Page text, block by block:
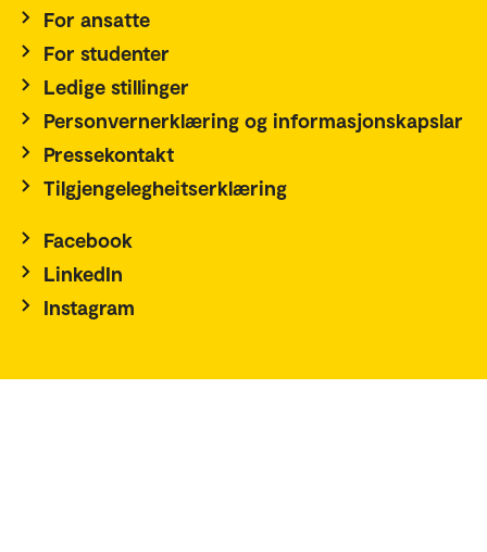
For ansatte
For studenter
Ledige stillinger
Personvernerklæring og informasjonskapslar
Pressekontakt
Tilgjengelegheitserklæring
Facebook
LinkedIn
Instagram